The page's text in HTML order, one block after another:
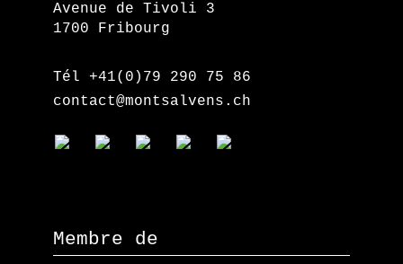
Avenue de Tivoli 3
1700 Fribourg
Tél +41(0)79 290 75 86
contact@montsalvens.ch
Membre de